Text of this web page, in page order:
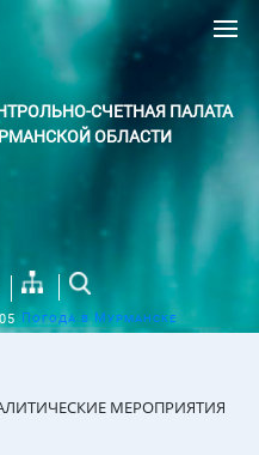
СЧЕТНАЯ ПАЛАТА
ОБЛАСТИ
Погода в Мурманске
МЕРОПРИЯТИЯ